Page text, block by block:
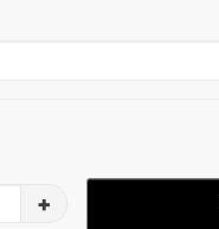
+